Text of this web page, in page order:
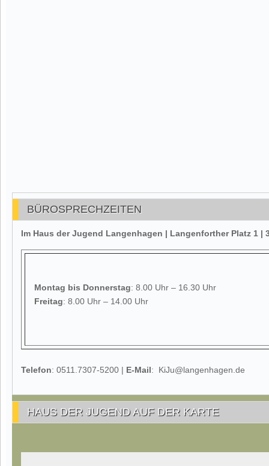
BÜROSPRECHZEITEN
Im Haus der Jugend Langenhagen | Langenforther Platz 1 |
Montag bis Donnerstag: 8.00 Uhr – 16.30 Uhr
Freitag: 8.00 Uhr – 14.00 Uhr
Telefon: 0511.7307-5200 | E-Mail: KiJu@langenhagen.de
HAUS DER JUGEND AUF DER KARTE